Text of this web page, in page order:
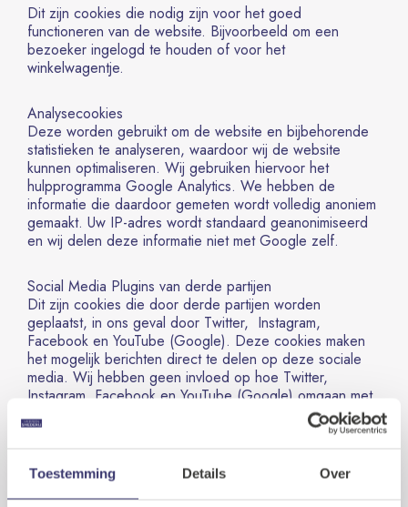
Toestemming Details Over
Dit zijn cookies die nodig zijn voor het goed
functioneren van de website. Bijvoorbeeld om een
bezoeker ingelogd te houden of voor het
winkelwagentje.
Analysecookies
Deze worden gebruikt om de website en bijbehorende
statistieken te analyseren, waardoor wij de website
kunnen optimaliseren. Wij gebruiken hiervoor het
hulpprogramma Google Analytics. We hebben de
informatie die daardoor gemeten wordt volledig anoniem
gemaakt. Uw IP-adres wordt standaard geanonimiseerd
en wij delen deze informatie niet met Google zelf.
Social Media Plugins van derde partijen
Dit zijn cookies die door derde partijen worden
geplaatst, in ons geval door Twitter, Instagram,
Facebook en YouTube (Google). Deze cookies maken
het mogelijk berichten direct te delen op deze sociale
media. Wij hebben geen invloed op hoe Twitter,
Instagram, Facebook en YouTube (Google) omgaan met
de verkregen informatie. Voor meer informatie verwijzen
wij naar de privacy statements van Twitter, Instagram,
Marketing cookies van derde partijen